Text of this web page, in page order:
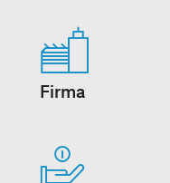
Firma